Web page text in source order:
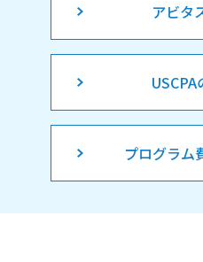
アビタ
プログラム